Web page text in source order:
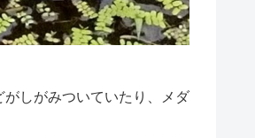
しがみついていたり、メダ